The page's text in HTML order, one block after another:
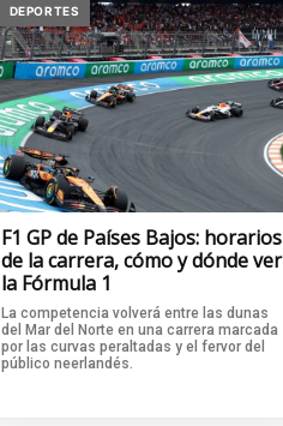
DEPORTES
F1 GP de Países Bajos: horarios
de la carrera, cómo y dónde ver
la Fórmula 1
La competencia volverá entre las dunas
del Mar del Norte en una carrera marcada
por las curvas peraltadas y el fervor del
público neerlandés.